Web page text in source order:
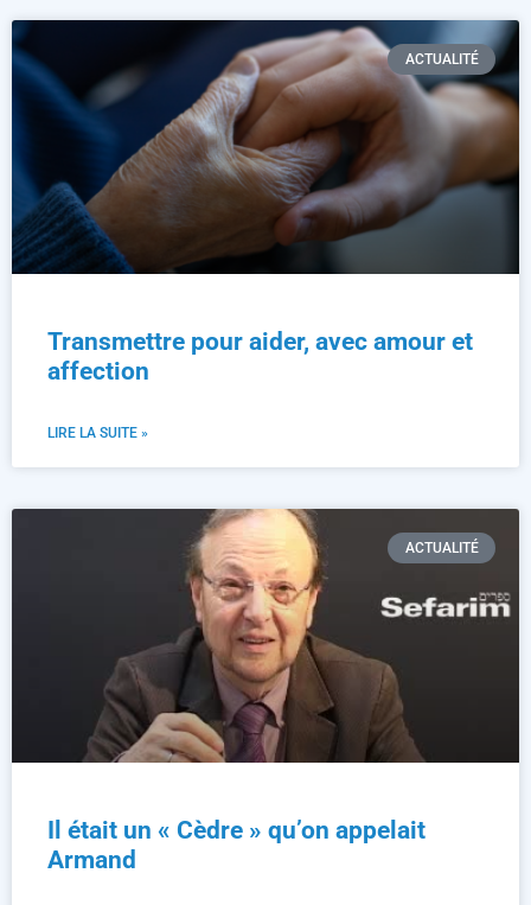
ACTUALITÉ
Transmettre pour aider, avec amour et
affection
LIRE LA SUITE »
ACTUALITÉ
Il était un « Cèdre » qu’on appelait
Armand